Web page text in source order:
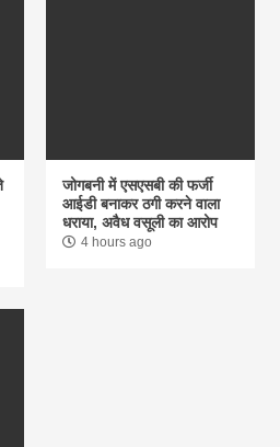
जोगबनी में एसएसबी की फर्जी
आईडी बनाकर ठगी करने वाला
धराया, अवैध वसूली का आरोप
4 hours ago